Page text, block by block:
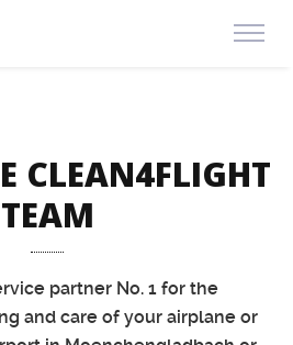
CLEAN4FLIGHT
TEAM
partner No. 1 for the
and care of your airplane or